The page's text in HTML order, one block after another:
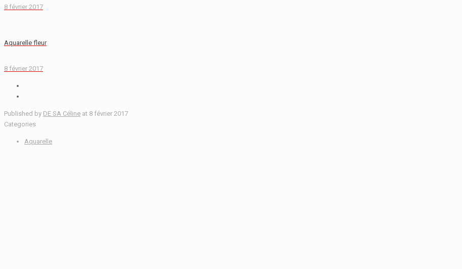
8 février 2017
Aquarelle fleur
8 février 2017
Published by DE SA Céline at 8 février 2017
Categories
Aquarelle